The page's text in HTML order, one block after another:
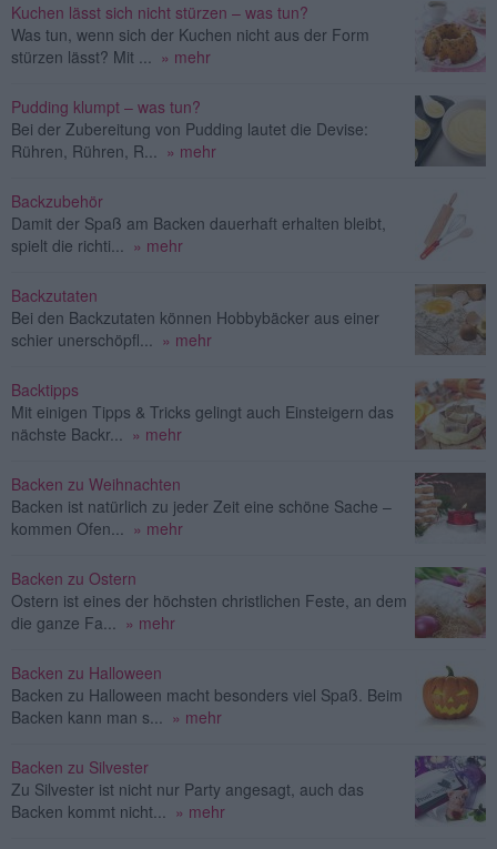
Kuchen lässt sich nicht stürzen – was tun?
Was tun, wenn sich der Kuchen nicht aus der Form
stürzen lässt? Mit ... » mehr
Pudding klumpt – was tun?
Bei der Zubereitung von Pudding lautet die Devise:
Rühren, Rühren, R... » mehr
Backzubehör
Damit der Spaß am Backen dauerhaft erhalten bleibt,
spielt die richti... » mehr
Backzutaten
Bei den Backzutaten können Hobbybäcker aus einer
schier unerschöpfl... » mehr
Backtipps
Mit einigen Tipps & Tricks gelingt auch Einsteigern das
nächste Backr... » mehr
Backen zu Weihnachten
Backen ist natürlich zu jeder Zeit eine schöne Sache –
kommen Ofen... » mehr
Backen zu Ostern
Ostern ist eines der höchsten christlichen Feste, an dem
die ganze Fa... » mehr
Backen zu Halloween
Backen zu Halloween macht besonders viel Spaß. Beim
Backen kann man s... » mehr
Backen zu Silvester
Zu Silvester ist nicht nur Party angesagt, auch das
Backen kommt nicht... » mehr